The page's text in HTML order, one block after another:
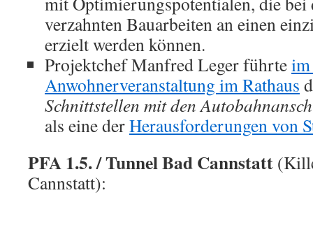
verzahnten Bauarbeiten an einen
erzielt werden können.
Projektchef Manfred Leger führte
Anwohnerveranstaltung im Rathaus
Schnittstellen mit den
als eine derHerausforderungen von
PFA 1.5. / Tunnel Bad Cannstatt
Cannstatt):